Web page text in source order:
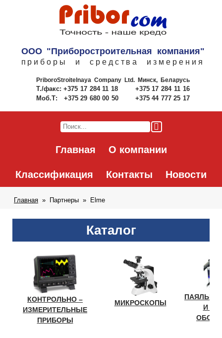
ООО "Приборостроительная компания"
приборы и средства измерения
PriboroStroitelnaya Company Ltd.Минск, Беларусь
Т./факс: +375 17 284 11 18
+375 17 284 11 16
Моб.Т:
+375 29 680 00 50 +375 44 777 25 17
Главная О компании
Классификация Контакты Новости
Главная Партнеры Elme
Каталог
КОНТРОЛЬНО –
ИЗМЕРИТЕЛЬНЫЕ
ПРИБОРЫ
МИКРОСКОПЫ
И